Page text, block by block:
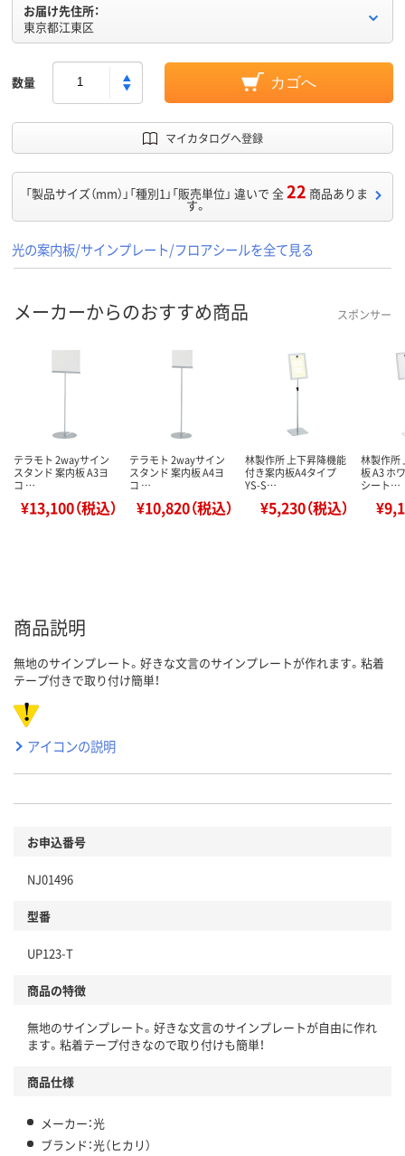
お届け先住所：
東京都江東区
数量 カゴへ
マイカタログへ登録
「製品サイズ（mm）」「種別1」「販売単位」 違いで 全22 商品ありま
す。
光の案内板/サインプレート/フロアシールを全て見る
メーカーからのおすすめ商品 スポンサー
テラモト 2wayサイン
スタンド 案内板 A3ヨ
コ …
¥13,100（税込）
テラモト 2wayサイン
スタンド 案内板 A4ヨ
コ …
¥10,820（税込）
林製作所 上下昇降機能
付き案内板A4タイプ
YS-S…
¥5,230（税込）
林製作所
板 A3 ホ
シート…
商品説明
無地のサインプレート。好きな文言のサインプレートが作れます。粘着
テープ付きで取り付け簡単！
アイコンの説明
お申込番号
NJ01496
型番
UP123-T
商品の特徴
無地のサインプレート。好きな文言のサインプレートが自由に作れ
ます。粘着テープ付きなので取り付けも簡単！
商品仕様
メーカー：光
ブランド：光（ヒカリ）